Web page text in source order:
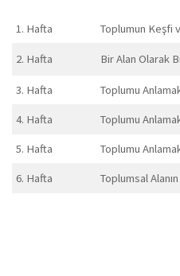
1. Hafta Toplumun Keşfi
2. Hafta Bir Alan Olarak
3. Hafta Toplumu
4. Hafta Toplumu
5. Hafta Toplumu
6. Hafta Toplumsal